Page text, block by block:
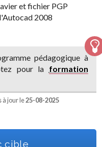
et fichier PGP
2008
pédagogique à
pour la formation
à jour le25-08-2025
cible